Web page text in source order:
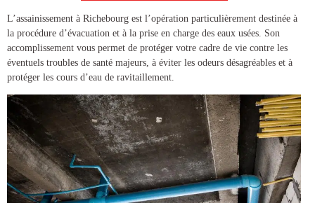
L’assainissement à Richebourg est l’opération particulièrement destinée à
la procédure d’évacuation et à la prise en charge des eaux usées. Son
accomplissement vous permet de protéger votre cadre de vie contre les
éventuels troubles de santé majeurs, à éviter les odeurs désagréables et à
protéger les cours d’eau de ravitaillement.